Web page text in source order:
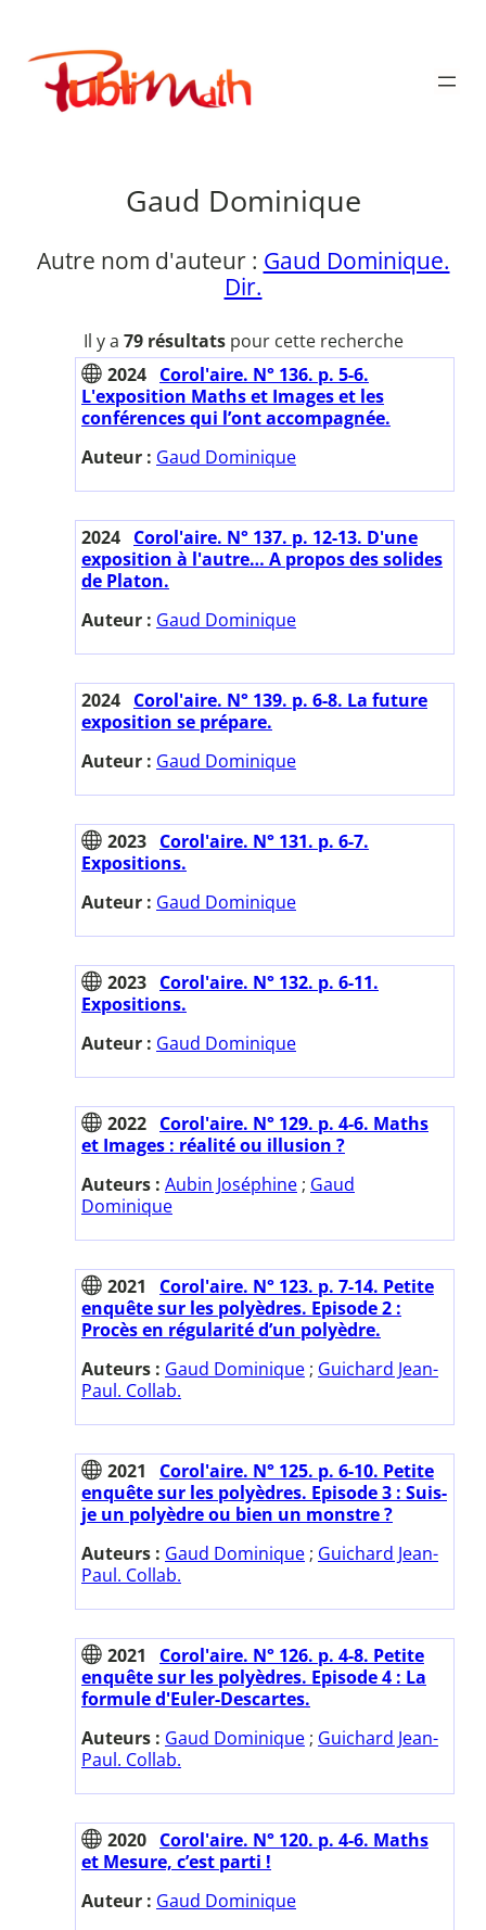
contenu
Publimath
Gaud Dominique
Autre nom d'auteur : Gaud Dominique.
Dir.
Il y a 79 résultatspour cette recherche
2024 Corol'aire. N° 136. p. 5-6.
L'exposition Maths et Images et les
conférences qui l’ont accompagnée.
Auteur : Gaud Dominique
2024 Corol'aire. N° 137. p. 12-13. D'une
exposition à l'autre… A propos des solides
de Platon.
Auteur : Gaud Dominique
2024 Corol'aire. N° 139. p. 6-8. La future
exposition se prépare.
Auteur : Gaud Dominique
2023 Corol'aire. N° 131. p. 6-7.
Expositions.
Auteur : Gaud Dominique
2023 Corol'aire. N° 132. p. 6-11.
Expositions.
Auteur : Gaud Dominique
2022 Corol'aire. N° 129. p. 4-6. Maths
et Images : réalité ou illusion ?
Auteurs : Aubin Joséphine ; Gaud
Dominique
2021
Corol'aire. N° 123. p. 7-14. Petite
enquête sur les polyèdres. Episode 2 :
Procès en régularité d’un polyèdre.
Auteurs : Gaud Dominique ; Guichard Jean-
Paul. Collab.
2021
Corol'aire. N° 125. p. 6-10. Petite
enquête sur les polyèdres. Episode 3 : Suis-
je un polyèdre ou bien un monstre ?
Auteurs : Gaud Dominique ; Guichard Jean-
Paul. Collab.
2021
Corol'aire. N° 126. p. 4-8. Petite
enquête sur les polyèdres. Episode 4 : La
formule d'Euler-Descartes.
Auteurs : Gaud Dominique ; Guichard Jean-
Paul. Collab.
2020 Corol'aire. N° 120. p. 4-6. Maths
et Mesure, c’est parti !
Auteur : Gaud Dominique